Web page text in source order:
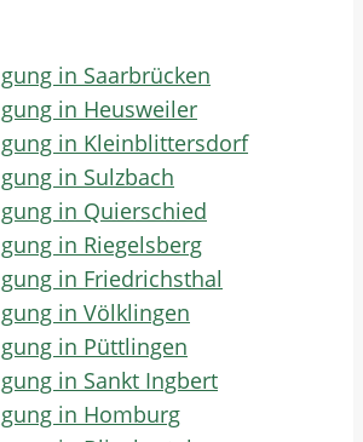
in Saarbrücken
in Heusweiler
in Kleinblittersdorf
in Sulzbach
in Quierschied
in Riegelsberg
in Friedrichsthal
in Völklingen
in Püttlingen
in Sankt Ingbert
in Homburg